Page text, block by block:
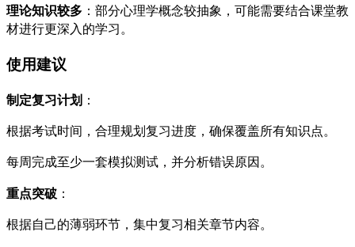
理论知识较多 ：部分心理学概念较抽象，可能需要结合课堂教
材进行更深入的学习。
使用建议
制定复习计划 ：
根据考试时间，合理规划复习进度，确保覆盖所有知识点。
每周完成至少一套模拟测试，并分析错误原因。
重点突破 ：
根据自己的薄弱环节，集中复习相关章节内容。